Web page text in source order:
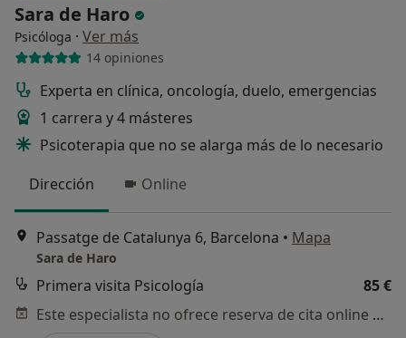
Sara de Haro
Psicóloga · Ver más
14 opiniones
Experta en clínica, oncología, duelo, emergencias
1 carrera y 4 másteres
Psicoterapia que no se alarga más de lo necesario
Dirección
Online
Passatge de Catalunya 6, Barcelona • Mapa
Sara de Haro
Primera visita Psicología
85 €
Este especialista no ofrece reserva de cita online en esta dirección.